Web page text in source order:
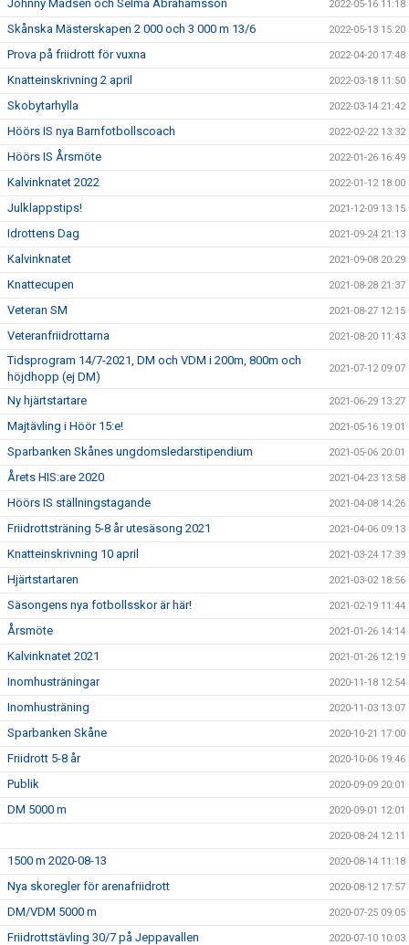
Johnny Madsen och Selma Abrahamsson 2022-05-16 11:18
Skånska Mästerskapen 2 000 och 3 000 m 13/6 2022-05-13 15:20
Prova på friidrott för vuxna 2022-04-20 17:48
Knatteinskrivning 2 april 2022-03-18 11:50
Skobytarhylla 2022-03-14 21:42
Höörs IS nya Barnfotbollscoach 2022-02-22 13:32
Höörs IS Årsmöte 2022-01-26 16:49
Kalvinknatet 2022 2022-01-12 18:00
Julklappstips! 2021-12-09 13:15
Idrottens Dag 2021-09-24 21:13
Kalvinknatet 2021-09-08 20:29
Knattecupen 2021-08-28 21:37
Veteran SM 2021-08-27 12:15
Veteranfriidrottarna 2021-08-20 11:43
Tidsprogram 14/7-2021, DM och VDM i 200m, 800m och
höjdhopp (ej DM)
2021-07-12 09:07
Ny hjärtstartare 2021-06-29 13:27
Majtävling i Höör 15:e! 2021-05-16 19:01
Sparbanken Skånes ungdomsledarstipendium 2021-05-06 20:01
Årets HIS:are 2020 2021-04-23 13:58
Höörs IS ställningstagande 2021-04-08 14:26
Friidrottsträning 5-8 år utesäsong 2021 2021-04-06 09:13
Knatteinskrivning 10 april 2021-03-24 17:39
Hjärtstartaren 2021-03-02 18:56
Säsongens nya fotbollsskor är här! 2021-02-19 11:44
Årsmöte 2021-01-26 14:14
Kalvinknatet 2021 2021-01-26 12:19
Inomhusträningar 2020-11-18 12:54
Inomhusträning 2020-11-03 13:07
Sparbanken Skåne 2020-10-21 17:00
Friidrott 5-8 år 2020-10-06 19:46
Publik 2020-09-09 20:01
DM 5000 m 2020-09-01 12:01
2020-08-24 12:11
1500 m 2020-08-13 2020-08-14 11:18
Nya skoregler för arenafriidrott 2020-08-12 17:57
DM/VDM 5000 m 2020-07-25 09:05
Friidrottstävling 30/7 på Jeppavallen 2020-07-10 10:03